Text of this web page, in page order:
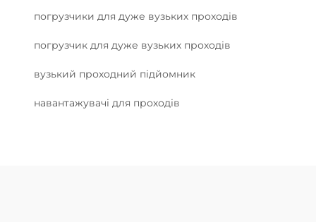
погрузчики для дуже вузьких проходів
погрузчик для дуже вузьких проходів
вузький проходний підйомник
навантажувачі для проходів